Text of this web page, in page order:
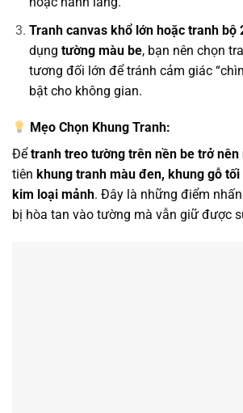
Tranh canvas khổ lớn hoặc tranh bộ
dụng tường màu be, bạn nên chọn
tương đối lớn để tránh cảm giác
bật cho không gian.
Mẹo Chọn Khung Tranh:
Để tranh treo tường trên nền be trở nên
tiên khung tranh màu đen, khung gỗ
kim loại mảnh. Đây là những điểm
bị hòa tan vào tường mà vẫn giữ được